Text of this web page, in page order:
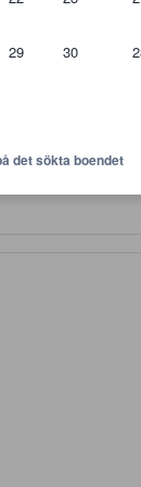
29 30
det sökta boendet